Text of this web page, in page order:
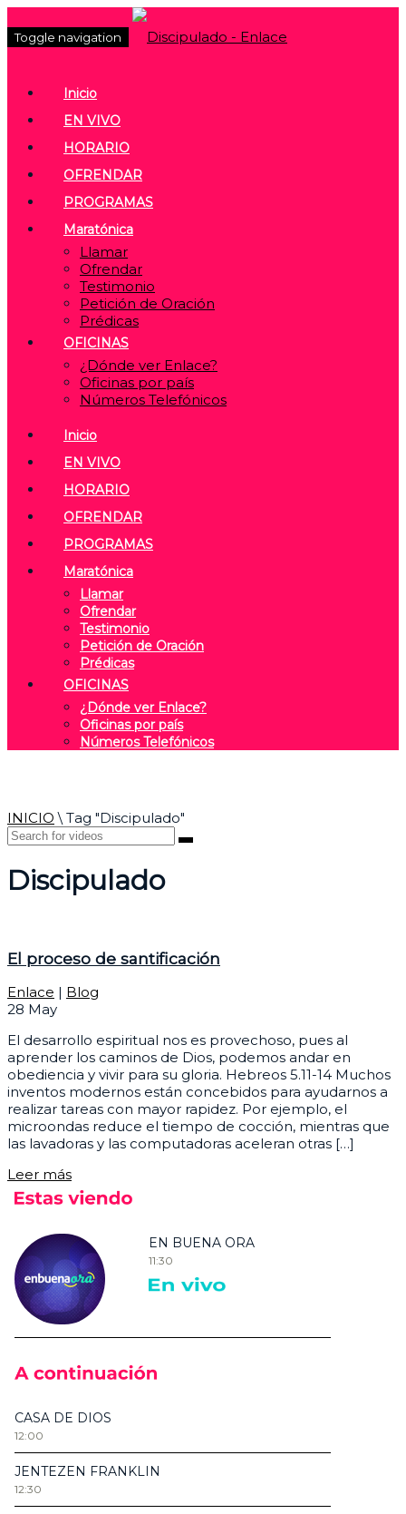
Toggle navigation
Inicio
EN VIVO
HORARIO
OFRENDAR
PROGRAMAS
Maratónica
Llamar
Ofrendar
Testimonio
Petición de Oración
Prédicas
OFICINAS
¿Dónde ver Enlace?
Oficinas por país
Números Telefónicos
Inicio
EN VIVO
HORARIO
OFRENDAR
PROGRAMAS
Maratónica
Llamar
Ofrendar
Testimonio
Petición de Oración
Prédicas
OFICINAS
¿Dónde ver Enlace?
Oficinas por país
Números Telefónicos
INICIO \ Tag "Discipulado"
Discipulado
El proceso de santificación
Enlace | Blog
28 May
El desarrollo espiritual nos es provechoso, pues al
aprender los caminos de Dios, podemos andar en
obediencia y vivir para su gloria. Hebreos 5.11-14 Muchos
inventos modernos están concebidos para ayudarnos a
realizar tareas con mayor rapidez. Por ejemplo, el
microondas reduce el tiempo de cocción, mientras que
las lavadoras y las computadoras aceleran otras […]
Leer más